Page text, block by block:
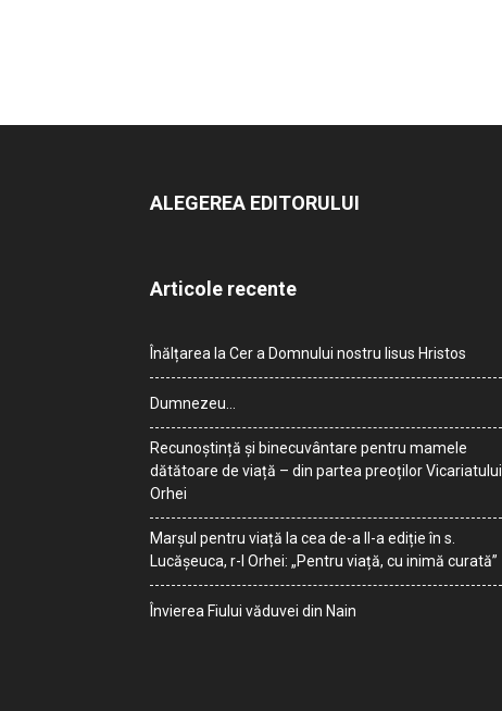
ALEGEREA EDITORULUI
Articole recente
Înălțarea la Cer a Domnului nostru Iisus Hristos
Dumnezeu…
Recunoștință și binecuvântare pentru mamele
dătătoare de viață – din partea preoților Vicariatului
Orhei
Marșul pentru viață la cea de-a II-a ediție în s.
Lucășeuca, r-l Orhei: „Pentru viață, cu inimă curată”
Învierea Fiului văduvei din Nain